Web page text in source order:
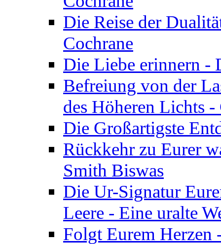
Die Reise der
Cochrane
Die Liebe erinnern -
Befreiung von der
des Höheren Lichts
Die Großartigste
Rückkehr zu Eurer
Smith Biswas
Die Ur-Signatur
Leere - Eine uralte
Folgt Eurem